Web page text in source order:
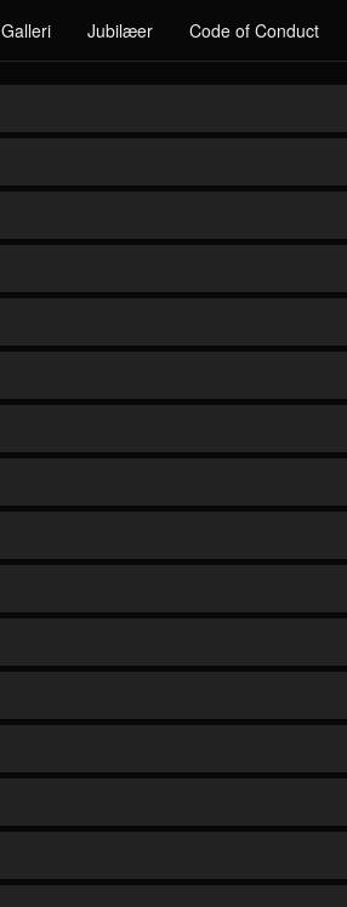
Galleri Jubilæer Code of Conduct